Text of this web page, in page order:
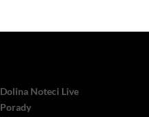
Dolina Noteci Live
Porady